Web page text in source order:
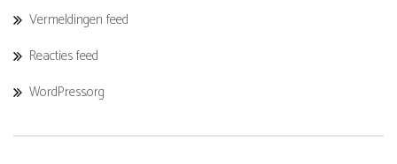
Vermeldingen feed
Reacties feed
WordPress.org